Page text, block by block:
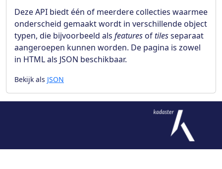
Deze API biedt één of meerdere collecties waarmee
onderscheid gemaakt wordt in verschillende object
typen, die bijvoorbeeld als featuresoftilesseparaat
aangeroepen kunnen worden. De pagina is zowel
in HTML als JSON beschikbaar.
Bekijk als JSON